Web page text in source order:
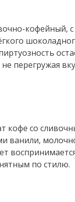
кофейный,
перегружая
кофе со
ванили,
по стилю.